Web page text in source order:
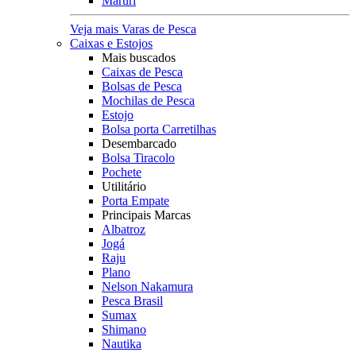
Veja mais Varas de Pesca
Caixas e Estojos
Mais buscados
Caixas de Pesca
Bolsas de Pesca
Mochilas de Pesca
Estojo
Bolsa porta Carretilhas
Desembarcado
Bolsa Tiracolo
Pochete
Utilitário
Porta Empate
Principais Marcas
Albatroz
Jogá
Raju
Plano
Nelson Nakamura
Pesca Brasil
Sumax
Shimano
Nautika